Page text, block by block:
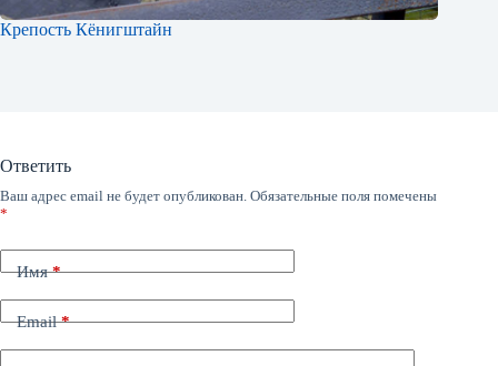
Крепость Кёнигштайн
Ответить
Ваш адрес email не будет опубликован. Обязательные поля помечены
*
Имя*
Email*